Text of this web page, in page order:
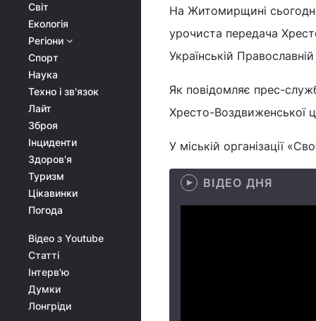
Світ
Екологія
Регіони
Спорт
Наука
Техно і зв'язок
Лайт
Зброя
Інциденти
Здоров'я
Туризм
Цікавинки
Погода
Відео з Youtube
Статті
Інтерв'ю
Думки
Лонгріди
На Житомирщині
урочиста передача
Українській
Як повідомляє прес-
Хресто-Воздвиженської
У міській організації
ВІДЕО ДНЯ